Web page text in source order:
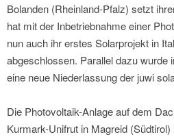
Bolanden (Rheinland-Pfalz) setzt
hat mit der Inbetriebnahme einer
nun auch ihr erstes Solarprojekt in
abgeschlossen. Parallel dazu wurde
eine neue Niederlassung der juwi
Die Photovoltaik-Anlage auf dem
Kurmark-Unifrut in Magreid